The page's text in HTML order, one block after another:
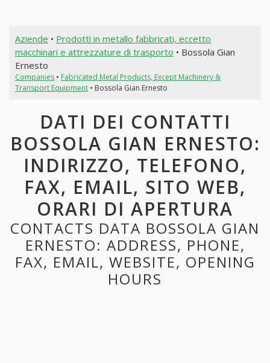
Aziende • Prodotti in metallo fabbricati, eccetto
macchinari e attrezzature di trasporto • Bossola Gian
Ernesto
Companies• Fabricated Metal Products, Except Machinery &
Transport Equipment• Bossola Gian Ernesto
DATI DEI CONTATTI
BOSSOLA GIAN ERNESTO:
INDIRIZZO, TELEFONO,
FAX, EMAIL, SITO WEB,
ORARI DI APERTURA
CONTACTS DATA BOSSOLA GIAN
ERNESTO: ADDRESS, PHONE,
FAX, EMAIL, WEBSITE, OPENING
HOURS